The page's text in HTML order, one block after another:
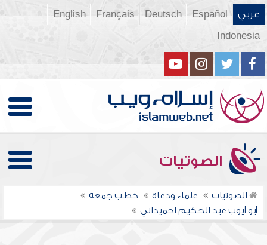
عربي Español
Deutsch
Français
English
Indonesia
الصوتيات
الصوتيات علماء ودعاة
خطب جمعة
أبو أيوب عبد الحكيم احميداني